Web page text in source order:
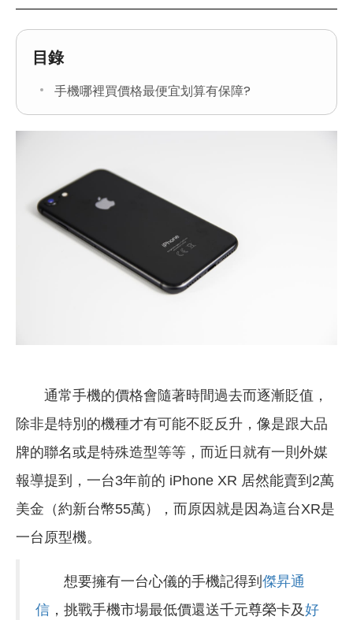
目錄
手機哪裡買價格最便宜划算有保障?
通常手機的價格會隨著時間過去而逐漸貶值，
除非是特別的機種才有可能不貶反升，像是跟大品
牌的聯名或是特殊造型等等，而近日就有一則外媒
報導提到，一台3年前的 iPhone XR 居然能賣到2萬
美金（約新台幣55萬），而原因就是因為這台XR是
一台原型機。
想要擁有一台心儀的手機記得到 傑昇通
信 ，挑戰手機市場最低價還送千元尊榮卡及好